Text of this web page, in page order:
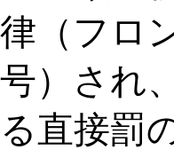
律（フロ
号）され
る直接罰